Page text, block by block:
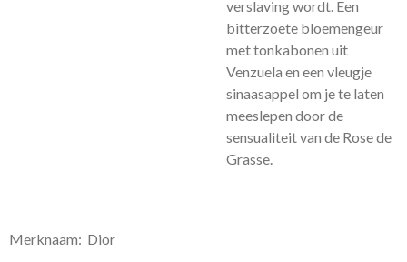
verslaving wordt. Een
bitterzoete bloemengeur
met tonkabonen uit
Venzuela en een vleugje
sinaasappel om je te laten
meeslepen door de
sensualiteit van de Rose de
Grasse.
Merknaam: Dior